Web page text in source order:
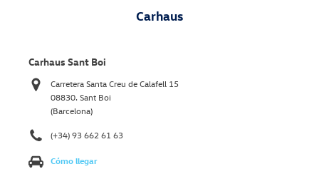
Carhaus
Carhaus Sant Boi
Carretera Santa Creu de Calafell 15
08830. Sant Boi
(Barcelona)
(+34) 93 662 61 63
Cómo llegar